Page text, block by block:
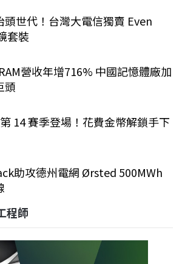
頭世代！台灣大電信獨賣 Even
套裝
營收年增716% 中國記憶體廠加
頭
14 賽季登場！花費金幣解鎖手下
助攻德州電網 Ørsted 500MWh
程師